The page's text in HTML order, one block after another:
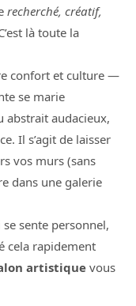
recherché, créatif,
là toute la
confort et culture —
se marie
abstrait audacieux,
Il s’agit de laisser
vos murs (sans
dans une galerie
sente personnel,
cela rapidement
artistiquevous